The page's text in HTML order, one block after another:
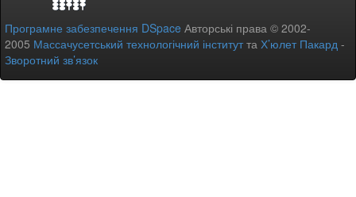
Програмне забезпечення DSpace Авторські права © 2002-
2005 Массачусетський технологічний інститутта Х’юлет Пакард -
Зворотний зв’язок